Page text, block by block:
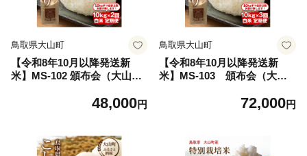
鳥取県大山町
【令和8年10月以降発送新
米】MS-102 頒布会（大山町
白米10ｋｇ×2回）48,000円
鳥取県大山町
【令和8年10月以降発送新
米】MS-103 頒布会（大山
粒】白米10ｋｇ×3回）72,000円